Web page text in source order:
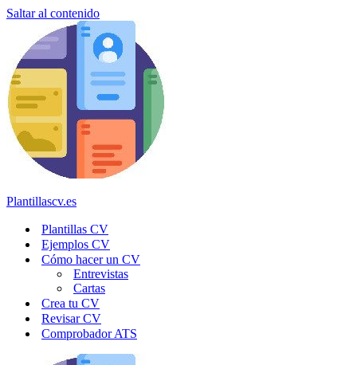
Saltar al contenido
Plantillascv.es
Plantillas CV
Ejemplos CV
Cómo hacer un CV
Entrevistas
Cartas
Crea tu CV
Revisar CV
Comprobador ATS